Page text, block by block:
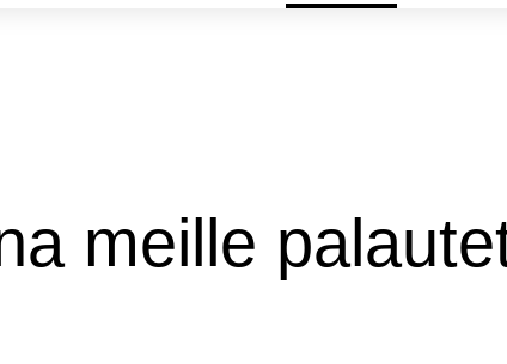
meille